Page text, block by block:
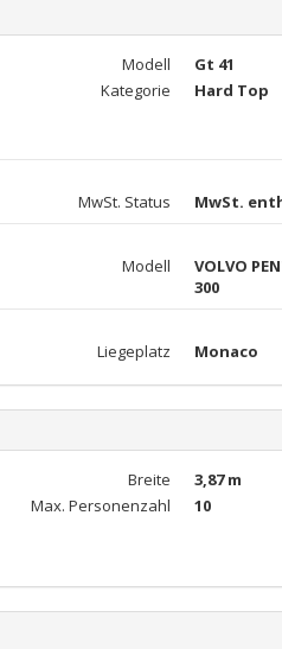
Modell Gt 41
Kategorie Hard Top
MwSt. Status MwSt.
Modell
VOLVO
300
Liegeplatz Monaco
Breite 3,87 m
Max. Personenzahl 10